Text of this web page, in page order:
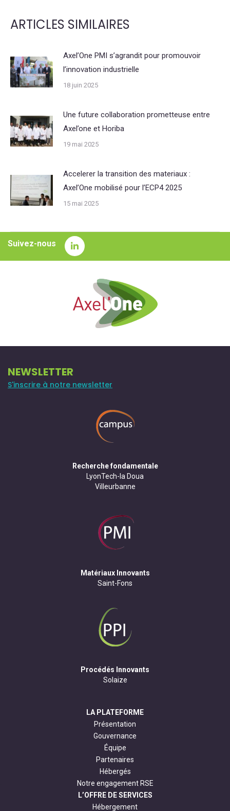
COMMENTAIRE
ARTICLES SIMILAIRES
Axel’One PMI s’agrandit pour promouvoir
l’innovation industrielle
18 juin 2025
Une future collaboration prometteuse entre
Axel’one et Horiba
19 mai 2025
Accelerer la transition des materiaux :
Axel’One mobilisé pour l’ECP4 2025
15 mai 2025
Suivez-nous
NEWSLETTER
S'inscrire à notre newsletter
Recherche fondamentale
LyonTech-la Doua
Villeurbanne
Matériaux Innovants
Saint-Fons
Procédés Innovants
Solaize
LA PLATEFORME
Présentation
Gouvernance
Équipe
Partenaires
Hébergés
Notre engagement RSE
L’OFFRE DE SERVICES
Hébergement